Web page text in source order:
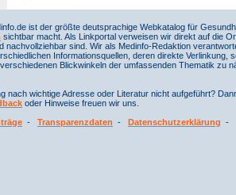
ist der größte deutsprachige Webkatalog für
sichtbar macht. Als Linkportal verweisen wir direkt auf die
nachvollziehbar sind. Wir als Medinfo-Redaktion
Informationsquellen, deren direkte
Blickwinkeln der umfassenden Thematik
nach wichtige Adresse oder Literatur nicht aufgeführt?
oder Hinweise freuen wir uns.
- Transparenzdaten - Datenschutzerklärung -